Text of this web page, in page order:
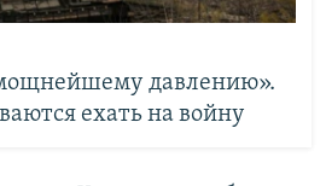
давлению».
ехать на войну